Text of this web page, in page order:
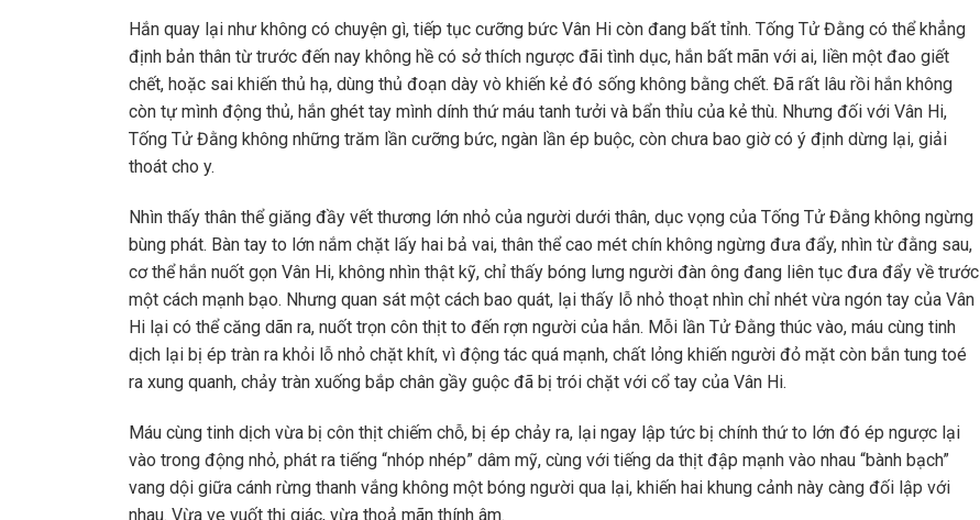
Hắn quay lại như không có chuyện gì, tiếp tục cưỡng bức Vân Hi còn đang bất tỉnh. Tống Tử Đằng có thể khẳng
định bản thân từ trước đến nay không hề có sở thích ngược đãi tình dục, hắn bất mãn với ai, liền một đao giết
chết, hoặc sai khiến thủ hạ, dùng thủ đoạn dày vò khiến kẻ đó sống không bằng chết. Đã rất lâu rồi hắn không
còn tự mình động thủ, hắn ghét tay mình dính thứ máu tanh tưởi và bẩn thỉu của kẻ thù. Nhưng đối với Vân Hi,
Tống Tử Đằng không những trăm lần cưỡng bức, ngàn lần ép buộc, còn chưa bao giờ có ý định dừng lại, giải
thoát cho y.
Nhìn thấy thân thể giăng đầy vết thương lớn nhỏ của người dưới thân, dục vọng của Tống Tử Đằng không ngừng
bùng phát. Bàn tay to lớn nắm chặt lấy hai bả vai, thân thể cao mét chín không ngừng đưa đẩy, nhìn từ đằng sau,
cơ thể hắn nuốt gọn Vân Hi, không nhìn thật kỹ, chỉ thấy bóng lưng người đàn ông đang liên tục đưa đẩy về trước
một cách mạnh bạo. Nhưng quan sát một cách bao quát, lại thấy lỗ nhỏ thoạt nhìn chỉ nhét vừa ngón tay của Vân
Hi lại có thể căng dãn ra, nuốt trọn côn thịt to đến rợn người của hắn. Mỗi lần Tử Đằng thúc vào, máu cùng tinh
dịch lại bị ép tràn ra khỏi lỗ nhỏ chặt khít, vì động tác quá mạnh, chất lỏng khiến người đỏ mặt còn bắn tung toé
ra xung quanh, chảy tràn xuống bắp chân gầy guộc đã bị trói chặt với cổ tay của Vân Hi.
Máu cùng tinh dịch vừa bị côn thịt chiếm chỗ, bị ép chảy ra, lại ngay lập tức bị chính thứ to lớn đó ép ngược lại
vào trong động nhỏ, phát ra tiếng “nhóp nhép” dâm mỹ, cùng với tiếng da thịt đập mạnh vào nhau “bành bạch”
vang dội giữa cánh rừng thanh vắng không một bóng người qua lại, khiến hai khung cảnh này càng đối lập với
nhau. Vừa ve vuốt thị giác, vừa thoả mãn thính âm.